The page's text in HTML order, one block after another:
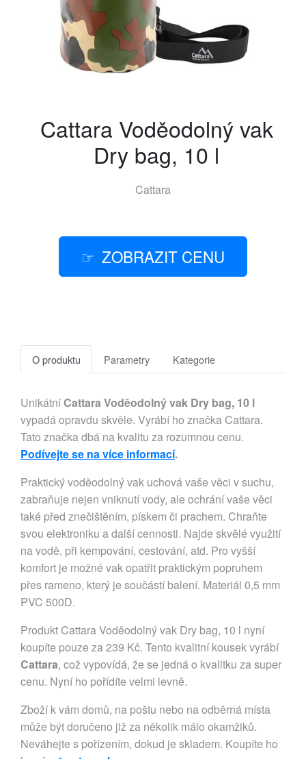
Cattara Voděodolný vak
Dry bag, 10 l
Cattara
ZOBRAZIT CENU
O produktu Parametry Kategorie
UnikátníCattara Voděodolný vak Dry bag, 10 l
vypadá opravdu skvěle. Vyrábí ho značka Cattara.
Tato značka dbá na kvalitu za rozumnou cenu.
Podívejte se na více informací.
Praktický voděodolný vak uchová vaše věci v suchu,
zabraňuje nejen vniknutí vody, ale ochrání vaše věci
také před znečištěním, pískem či prachem. Chraňte
svou elektroniku a další cennosti. Najde skvělé využití
na vodě, při kempování, cestování, atd. Pro vyšší
komfort je možné vak opatřit praktickým popruhem
přes rameno, který je součástí balení. Materiál 0,5 mm
PVC 500D.
Produkt Cattara Voděodolný vak Dry bag, 10 l nyní
koupíte pouze za 239 Kč. Tento kvalitní kousek vyrábí
Cattara, což vypovídá, že se jedná o kvalitku za super
cenu. Nyní ho pořídíte velmi levně.
Zboží k vám domů, na poštu nebo na odběrná místa
může být doručeno již za několik málo okamžiků.
Neváhejte s pořízením, dokud je skladem. Koupíte ho